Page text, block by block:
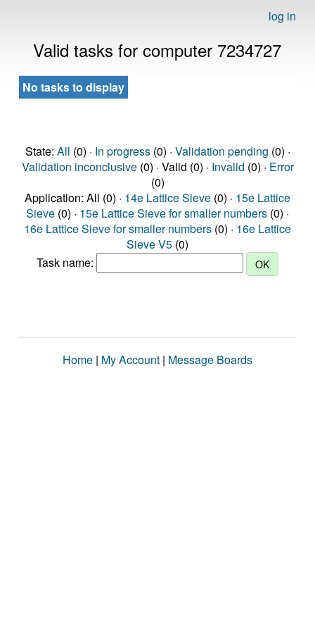
log in
Valid tasks for computer 7234727
No tasks to display
State: All (0) · In progress(0) · Validation pending (0) ·
Validation inconclusive(0) · Valid (0) · Invalid (0) · Error
(0)
Application: All (0) · 14e Lattice Sieve (0) · 15e Lattice
Sieve (0) · 15e Lattice Sieve for smaller numbers (0) ·
16e Lattice Sieve for smaller numbers (0) · 16e Lattice
Sieve V5 (0)
Task name:
Home | My Account | Message Boards